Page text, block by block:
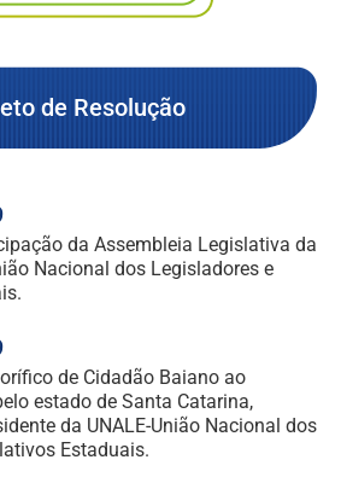
de Resolução
da Assembleia Legislativa da
Nacional dos Legisladores e
de Cidadão Baiano ao
estado de Santa Catarina,
da UNALE-União Nacional dos
Estaduais.